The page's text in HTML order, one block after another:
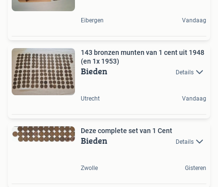
Eibergen Vandaag
143 bronzen munten van 1 cent uit 1948
(en 1x 1953)
Bieden Details
Utrecht Vandaag
Deze complete set van 1 Cent
Bieden Details
Zwolle Gisteren